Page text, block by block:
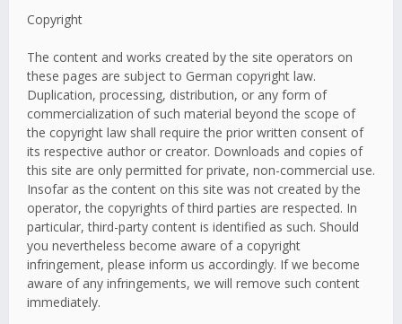
Copyright
The content and works created by the site operators on
these pages are subject to German copyright law.
Duplication, processing, distribution, or any form of
commercialization of such material beyond the scope of
the copyright law shall require the prior written consent of
its respective author or creator. Downloads and copies of
this site are only permitted for private, non-commercial use.
Insofar as the content on this site was not created by the
operator, the copyrights of third parties are respected. In
particular, third-party content is identified as such. Should
you nevertheless become aware of a copyright
infringement, please inform us accordingly. If we become
aware of any infringements, we will remove such content
immediately.